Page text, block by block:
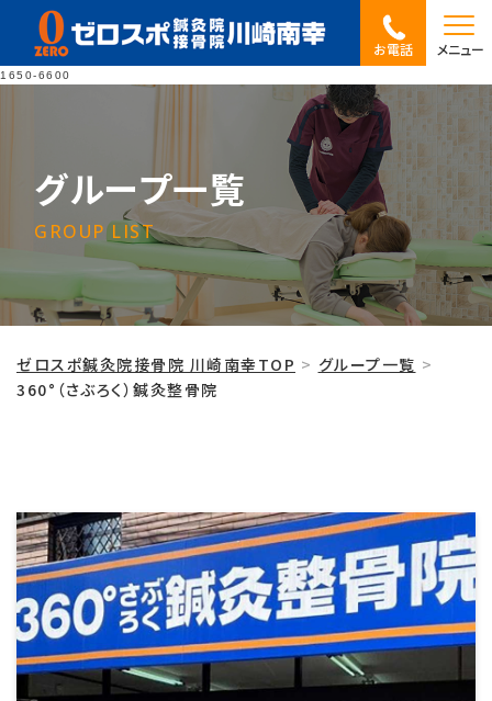
1650-6600
お電話 メニュー
グループ一覧
GROUP LIST
ゼロスポ鍼灸院接骨院 川崎南幸TOP
グループ一覧
360°（さぶろく）鍼灸整骨院